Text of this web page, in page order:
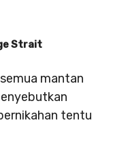
Strait
mantan
tentu